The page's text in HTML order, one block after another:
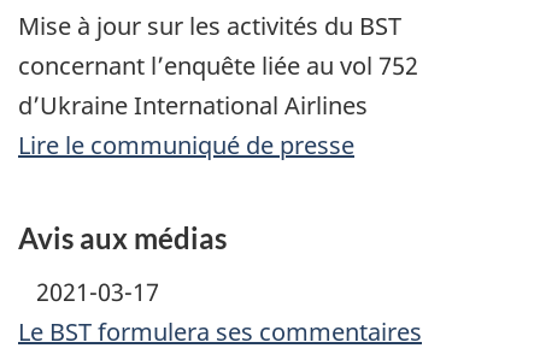
Mise à jour sur les activités du BST
concernant l’enquête liée au vol 752
d’Ukraine International Airlines
Lire le communiqué de presse
Avis aux médias
2021-03-17
Le BST formulera ses commentaires